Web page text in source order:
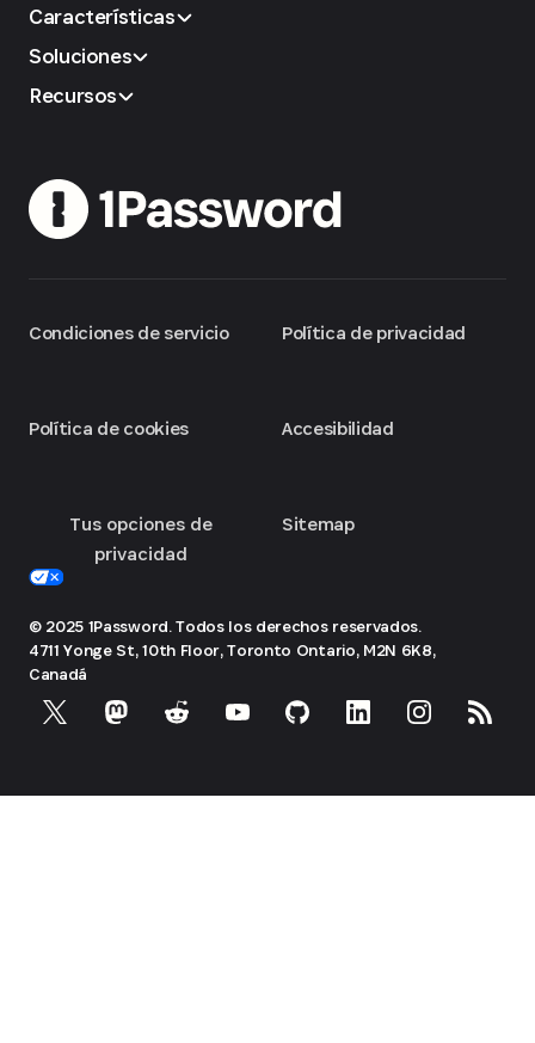
Características
Soluciones
Recursos
Condiciones de servicio
Política de cookies
Tus opciones de
privacidad
Política de privacidad
Accesibilidad
Sitemap
© 2025 1Password. Todos los derechos reservados.
4711 Yonge St, 10th Floor, Toronto Ontario, M2N 6K8,
Canadá